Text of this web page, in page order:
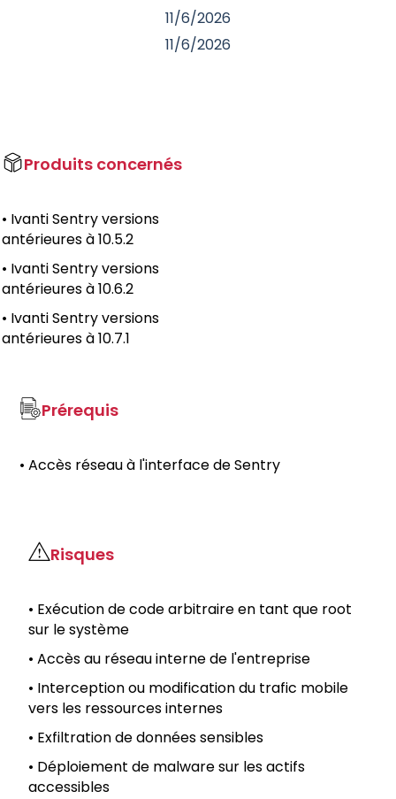
11/6/2026
11/6/2026
Produits concernés
• Ivanti Sentry versions
antérieures à 10.5.2
• Ivanti Sentry versions
antérieures à 10.6.2
• Ivanti Sentry versions
antérieures à 10.7.1
Prérequis
• Accès réseau à l'interface de Sentry
Risques
• Exécution de code arbitraire en tant que root
sur le système
• Accès au réseau interne de l'entreprise
• Interception ou modification du trafic mobile
vers les ressources internes
• Exfiltration de données sensibles
• Déploiement de malware sur les actifs
accessibles